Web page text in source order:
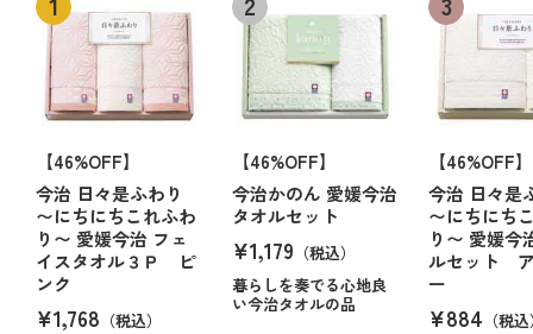
【46%OFF】
今治 日々是ふわり
〜にちにちこれふわ
り〜 愛媛今治 フェ
イスタオル３Ｐ ピ
ンク
¥1,768 （税込）
【46%OFF】
今治かのん 愛媛今治
タオルセット
¥1,179 （税込）
暮らしを奏でる心地良
い今治タオルの品
【46%OFF】
今治 日々是
〜にちにち
り〜 愛媛今
ルセット
ー
¥884 （税